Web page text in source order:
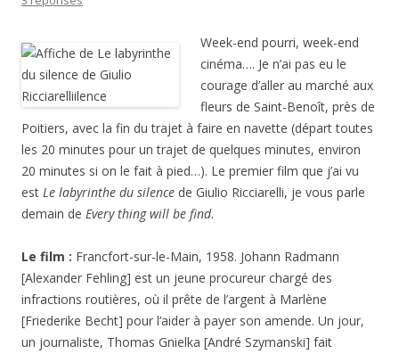
Week-end pourri, week-end
cinéma…. Je n’ai pas eu le
courage d’aller au marché aux
fleurs de Saint-Benoît, près de
Poitiers, avec la fin du trajet à faire en navette (départ toutes
les 20 minutes pour un trajet de quelques minutes, environ
20 minutes si on le fait à pied…). Le premier film que j’ai vu
est Le labyrinthe du silence de Giulio Ricciarelli, je vous parle
demain de Every thing will be find.
Le film : Francfort-sur-le-Main, 1958. Johann Radmann
[Alexander Fehling] est un jeune procureur chargé des
infractions routières, où il prête de l’argent à Marlène
[Friederike Becht] pour l’aider à payer son amende. Un jour,
un journaliste, Thomas Gnielka [André Szymanski] fait